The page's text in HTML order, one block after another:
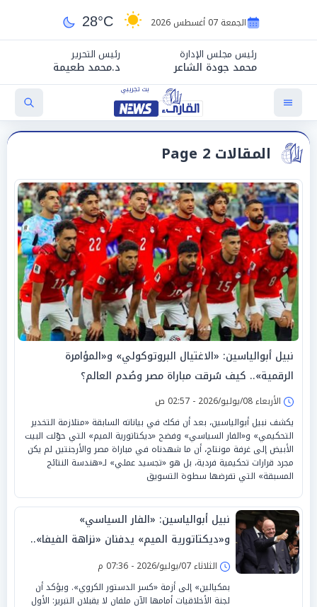
الجمعة 07 أغسطس 2026 28°C
رئيس مجلس الإدارة
محمد جودة الشاعر
رئيس التحرير
د.محمد طعيمة
المقالات Page 2
نبيل أبوالياسين: «الاغتيال البروتوكولي» و«المؤامرة
الرقمية».. كيف سُرقت مباراة مصر وصُدم العالم؟
الأربعاء 08/يوليو/2026 - 02:57 ص
يكشف نبيل أبوالياسين، بعد أن فكك في بياناته السابقة «متلازمة التخدير
التحكيمي» و«الفار السياسي» وفضح «ديكتاتورية الميم» التي حوّلت البيت
الأبيض إلى غرفة مونتاج، أن ما شهدناه في مباراة مصر والأرجنتين لم يكن
مجرد قرارات تحكيمية فردية، بل هو «تجسيد عملي» لـ«هندسة النتائج
المسبقة» التي تفرضها سطوة التسويق
نبيل أبوالياسين: «الفار السياسي»
و«ديكتاتورية الميم» يدفنان «نزاهة الفيفا»..
وإقالة «إنفانتينو» باتت حتمية
الثلاثاء 07/يوليو/2026 - 07:36 م
بمكيالين» إلى أزمة «كسر الدستور الكروي». ويؤكد أن
لجنة الأخلاقيات أمامها الآن ملفان لا يقبلان التبرير: الأول